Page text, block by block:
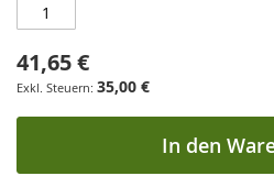
41,65 €
35,00 €
In den